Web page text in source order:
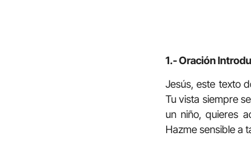
1.- Oración
Jesús, este texto
Tu vista siempre
un niño, quieres
Hazme sensible a